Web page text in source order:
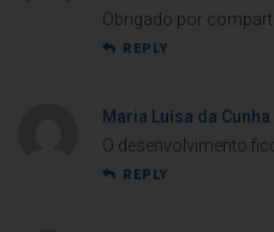
Obrigado por
REPLY
Maria Luísa da Cunha
O desenvolvimento
REPLY